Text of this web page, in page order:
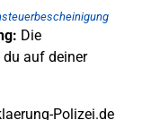
Die
auf deiner
Polizei.de